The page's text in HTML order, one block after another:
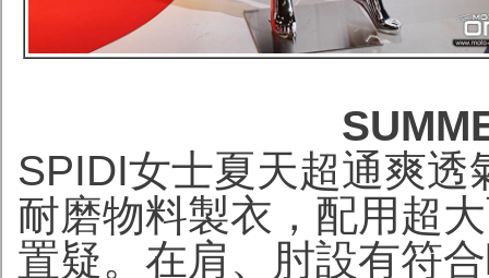
SPIDI女士夏天超通爽
耐磨物料製衣，配用超
置疑。在肩、肘設有符